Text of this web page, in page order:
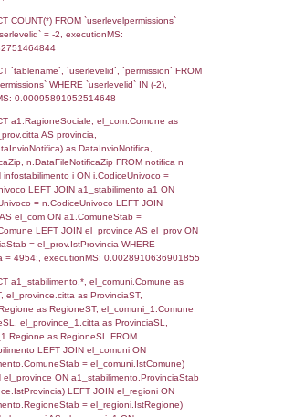
H (pubblico) - DESCRIZIONE
E RIEPILOGO SOSTANZE
CUI ALL'ALLEGATO 1 DEL DECRETO
DIRETTIVA 2012/18/UE
L (pubblico) - INFORMAZIONI
CON IMPATTO
Indietro